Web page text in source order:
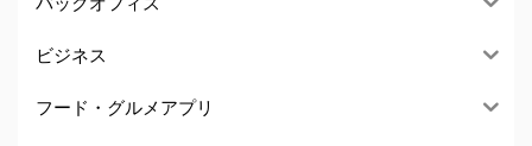
ビジネス
フード・グルメアプリ